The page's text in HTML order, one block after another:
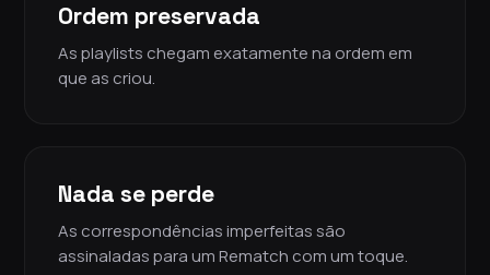
Ordem preservada
As playlists chegam exatamente na ordem em
que as criou.
Nada se perde
As correspondências imperfeitas são
assinaladas para um Rematch com um toque.